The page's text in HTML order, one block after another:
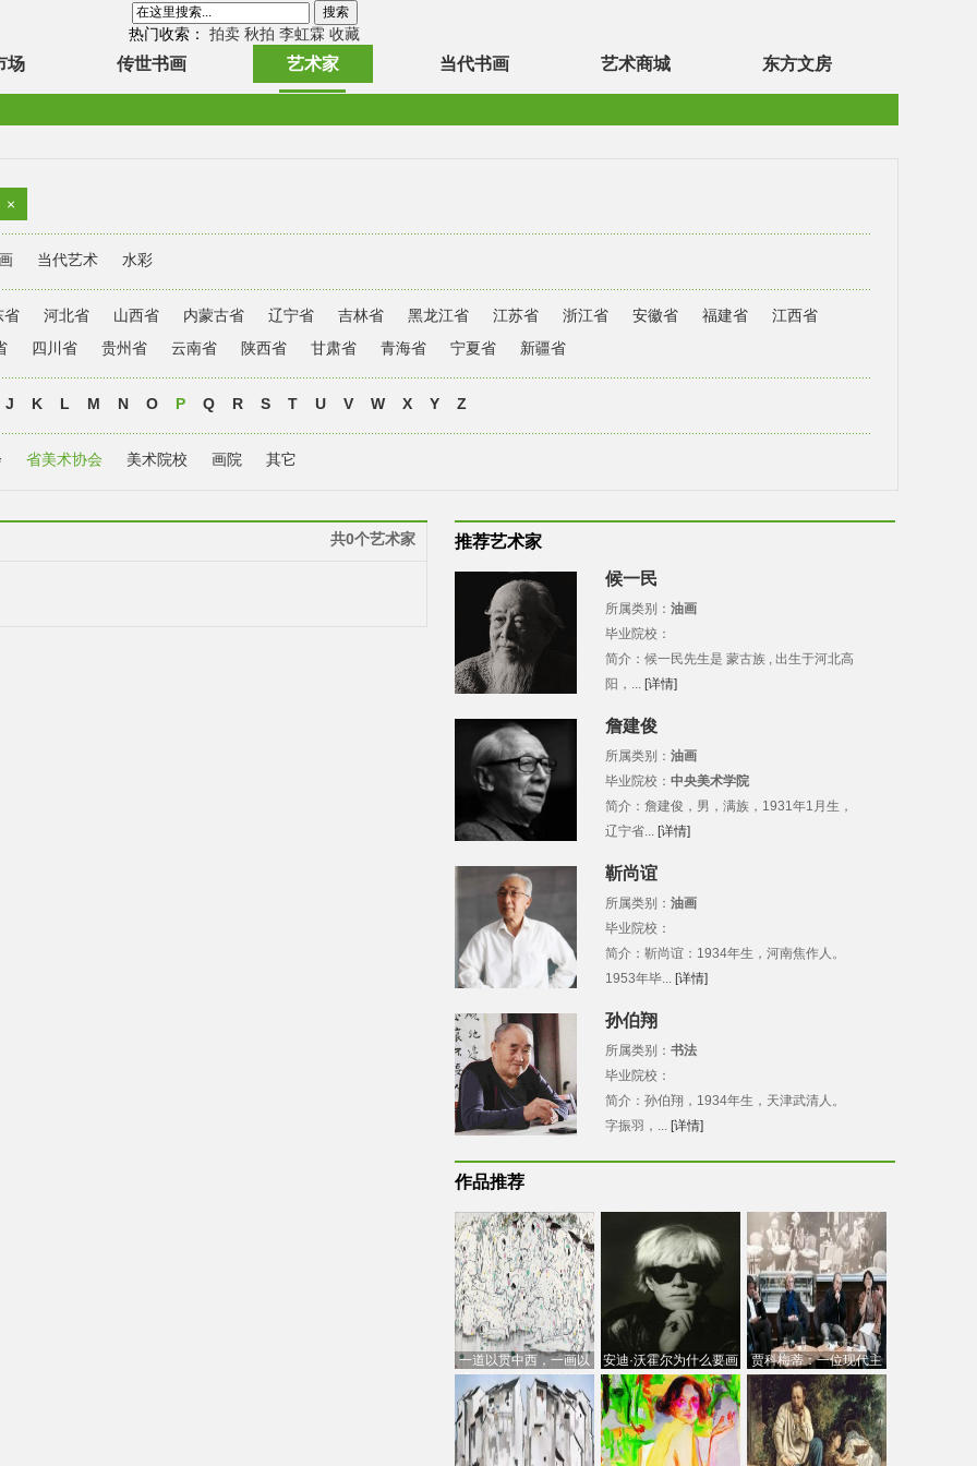
热门收索： 拍卖 秋拍 李虹霖 收藏
场 传世书画 艺术家 当代书画 艺术商城 东方文房
×
当代艺术 水彩
省 河北省 山西省 内蒙古省 辽宁省 吉林省 黑龙江省 江苏省 浙江省 安徽省 福建省
江西省
四川省 贵州省 云南省 陕西省 甘肃省 青海省 宁夏省 新疆省
J K L M N O P Q R S T U V W X Y Z
省美术协会 美术院校 画院 其它
共0个艺术家 推荐艺术家
候一民
所属类别： 油画
毕业院校：
简介：候一民先生是 蒙古族 , 出生于河北高
阳，... [详情]
詹建俊
所属类别： 油画
毕业院校： 中央美术学院
简介：詹建俊，男，满族，1931年1月生，
辽宁省... [详情]
靳尚谊
所属类别： 油画
毕业院校：
简介：靳尚谊：1934年生，河南焦作人。
1953年毕... [详情]
孙伯翔
所属类别： 书法
毕业院校：
简介：孙伯翔，1934年生，天津武清人。
字振羽，... [详情]
作品推荐
一道以贯中西，一画以
通古今：吴冠中的绘画
创
安迪·沃霍尔为什么要画
芭比
贾科梅蒂：一位现代主
义的“当代”艺术家